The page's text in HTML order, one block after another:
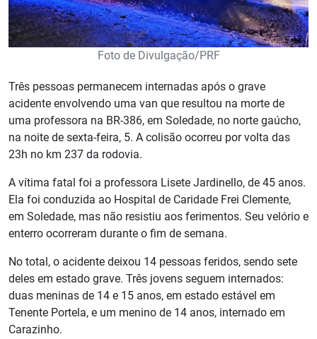
Foto de Divulgação/PRF
Três pessoas permanecem internadas após o grave
acidente envolvendo uma van que resultou na morte de
uma professora na BR-386, em Soledade, no norte gaúcho,
na noite de sexta-feira, 5. A colisão ocorreu por volta das
23h no km 237 da rodovia.
A vítima fatal foi a professora Lisete Jardinello, de 45 anos.
Ela foi conduzida ao Hospital de Caridade Frei Clemente,
em Soledade, mas não resistiu aos ferimentos. Seu velório e
enterro ocorreram durante o fim de semana.
No total, o acidente deixou 14 pessoas feridos, sendo sete
deles em estado grave. Três jovens seguem internados:
duas meninas de 14 e 15 anos, em estado estável em
Tenente Portela, e um menino de 14 anos, internado em
Carazinho.